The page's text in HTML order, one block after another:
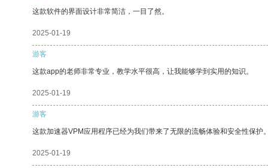
这款软件的界面设计非常简洁，一目了然。
2025-01-19
游客
这款app的老师非常专业，教学水平很高，让我能够学到实用的知识。
2025-01-19
游客
这款加速器VPM应用程序已经为我们带来了无限的流畅体验和安全性保护
2025-01-19